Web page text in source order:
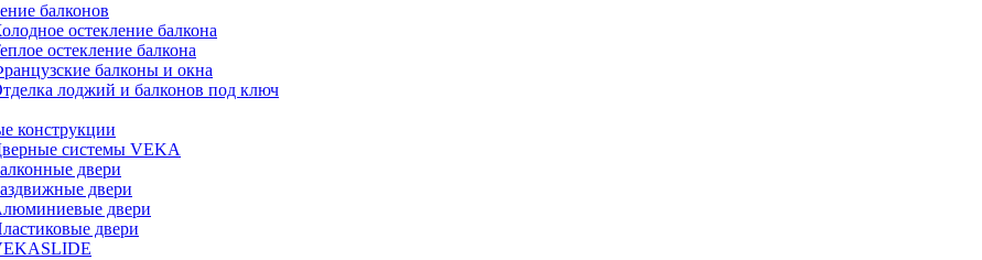
балконов
остекление балкона
остекление балкона
балконы и окна
лоджий и балконов под ключ
конструкции
системы VEKA
двери
двери
двери
двери